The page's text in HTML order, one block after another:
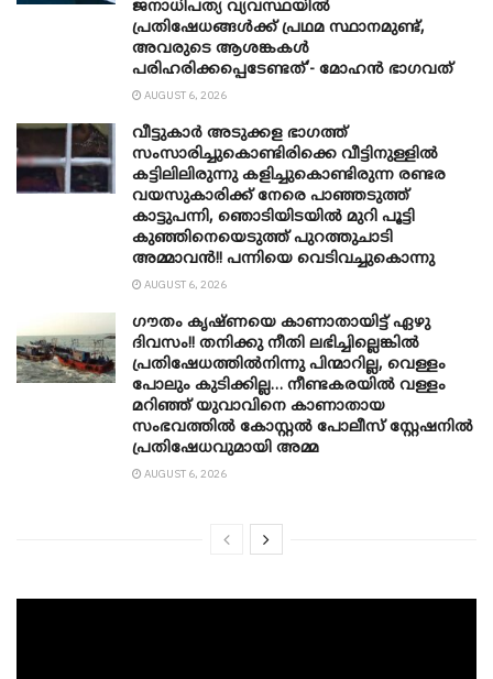
ജനാധിപത്യ വ്യവസ്ഥയിൽ
പ്രതിഷേധങ്ങൾക്ക് പ്രഥമ സ്ഥാനമുണ്ട്,
അവരുടെ ആശങ്കകൾ
പരിഹരിക്കപ്പെടേണ്ടത്’- മോഹൻ ഭാ​ഗവത്
AUGUST 6, 2026
വീട്ടുകാർ അ‌ടുക്കള ഭാ​ഗത്ത്
സംസാരിച്ചുകൊണ്ടിരിക്കെ വീട്ടിനുള്ളിൽ
കട്ടിലിലിരുന്നു കളിച്ചുകൊണ്ടിരുന്ന രണ്ടര
വയസുകാരിക്ക് നേരെ പാഞ്ഞടുത്ത്
കാട്ടുപന്നി, ‍ഞൊടിയി‌ടയിൽ മുറി പൂട്ടി
കുഞ്ഞിനെയെടുത്ത് പുറത്തുചാടി
അമ്മാവൻ!! പന്നിയെ വെടിവച്ചുകൊന്നു
AUGUST 6, 2026
ഗൗതം കൃഷ്ണയെ കാണാതായിട്ട് ഏഴു
ദിവസം!! തനിക്കു നീതി ലഭിച്ചില്ലെങ്കിൽ
പ്രതിഷേധത്തിൽനിന്നു പിന്മാറില്ല, വെള്ളം
പോലും കുടിക്കില്ല… നീണ്ടകരയിൽ വള്ളം
മറിഞ്ഞ് യുവാവിനെ കാണാതായ
സംഭവത്തിൽ കോസ്റ്റൽ പോലീസ് സ്റ്റേഷനിൽ
പ്രതിഷേധവുമായി അമ്മ
AUGUST 6, 2026